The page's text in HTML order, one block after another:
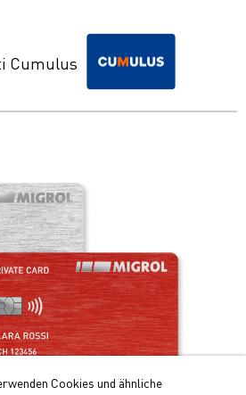
Cumulus
Cookies und ähnliche